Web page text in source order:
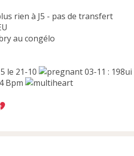
rien à J5 - pas de transfert
au congélo
le 21-10
03-11 :
Bpm